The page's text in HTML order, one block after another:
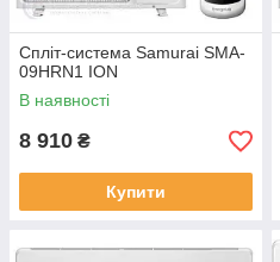
Спліт-система Samurai SMA-
09HRN1 ION
В наявності
8 910 ₴
Купити